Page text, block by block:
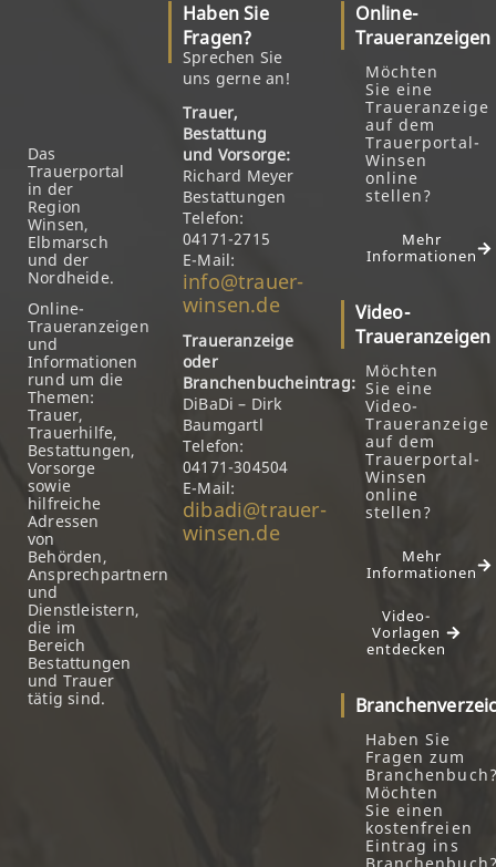
Das
Trauerportal
in der
Region
Winsen,
Elbmarsch
und der
Nordheide.
Online-
Traueranzeigen
und
Informationen
rund um die
Themen:
Trauer,
Trauerhilfe,
Bestattungen,
Vorsorge
sowie
hilfreiche
Adressen
von
Behörden,
Ansprechpartnern
und
Dienstleistern,
die im
Bereich
Bestattungen
und Trauer
tätig sind.
Haben Sie
Fragen?
Sprechen Sie
uns gerne an!
Trauer,
Bestattung
und Vorsorge:
Richard Meyer
Bestattungen
Telefon:
04171-2715
E-Mail:
info@trauer-
winsen.de
Traueranzeige
oder
Branchenbucheintrag:
DiBaDi – Dirk
Baumgartl
Telefon:
04171-304504
E-Mail:
dibadi@trauer-
winsen.de
Online-
Traueranzeigen
Möchten
Sie eine
Traueranzeige
auf dem
Trauerportal-
Winsen
online
stellen?
Mehr
Informationen
Video-
Traueranzeigen
Möchten
Sie eine
Video-
Traueranzeige
auf dem
Trauerportal-
Winsen
online
stellen?
Mehr
Informationen
Video-
Vorlagen
entdecken
Haben Sie
Fragen zum
Möchten
Sie einen
kostenfreien
Eintrag ins